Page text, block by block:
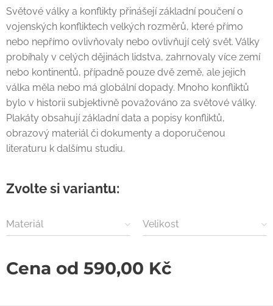
Světové války a konflikty přinášejí základní poučení o
vojenských konfliktech velkých rozměrů, které přímo
nebo nepřímo ovlivňovaly nebo ovlivňují celý svět. Války
probíhaly v celých dějinách lidstva, zahrnovaly více zemí
nebo kontinentů, případně pouze dvě země, ale jejich
válka měla nebo má globální dopady. Mnoho konfliktů
bylo v historii subjektivně považováno za světové války.
Plakáty obsahují základní data a popisy konfliktů,
obrazový materiál či dokumenty a doporučenou
literaturu k dalšímu studiu.
Zvolte si variantu:
Materiál Velikost
Cena od 590,00 Kč